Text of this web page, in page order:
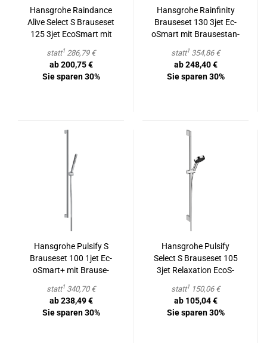
Hans­gro­he Raindance
Alive Select S Braus­e­set
125 3jet Ec­oS­mart mit
Puro 90 cm
statt1 286,79 €
ab 200,75 €
Sie sparen 30%
Hans­gro­he Rain­fi­ni­ty
Braus­e­set 130 3jet Ec­
oS­mart mit Brau­se­stan­
Hand­brause­hal­te­rung
und De­sign­flex Tex­til­
brau­se­schlauch 160 cm
statt1 354,86 €
ab 248,40 €
Sie sparen 30%
Hans­gro­he Pul­si­fy S
Braus­e­set 100 1jet Ec­
oS­mart+ mit Brau­se­
statt1 340,70 €
ab 238,49 €
Sie sparen 30%
Hans­gro­he Pul­si­fy
Select S Braus­e­set 105
3jet Re­la­xa­ti­on Ec­oS­
90 cm
statt1 150,06 €
ab 105,04 €
Sie sparen 30%